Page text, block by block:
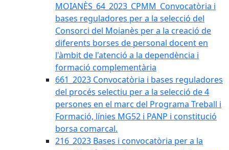
MOIANÈS_64_2023_CPMM_Convocatòria i
bases reguladores per a la selecció del
Consorci del Moianès per a la creació de
diferents borses de personal docent en
l'àmbit de l'atenció a la dependència i
formació complementària
661_2023 Convocatòria i bases reguladores
del procés selectiu per a la selecció de 4
persones en el marc del Programa Treball i
Formació, línies MG52 i PANP i constitució
borsa comarcal.
216_2023 Bases i convocatòria per a la